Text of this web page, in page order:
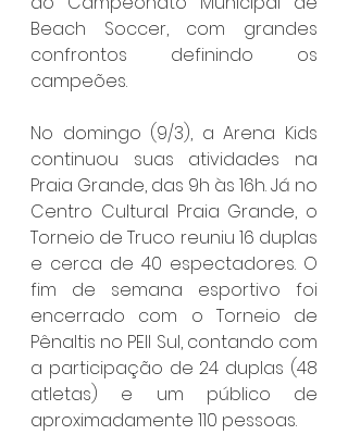
Beach Soccer, com grandes
confrontos definindo os
campeões.
No domingo (9/3), a Arena Kids
continuou suas atividades na
Praia Grande, das 9h às 16h. Já no
Centro Cultural Praia Grande, o
Torneio de Truco reuniu 16 duplas
e cerca de 40 espectadores. O
fim de semana esportivo foi
encerrado com o Torneio de
Pênaltis no PEII Sul, contando com
a participação de 24 duplas (48
atletas) e um público de
aproximadamente 110 pessoas.